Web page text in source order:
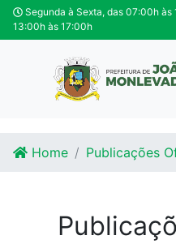
Ir para o conteúdo
Ir para o fim do conteúdo
Segunda à Sexta, das 07:00h às
13:00h às 17:00h
Home Publicações